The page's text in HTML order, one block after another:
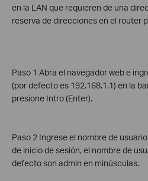
en la LAN que requieren de una
reserva de direcciones en el router
Paso 1 Abra el navegador web e
(por defecto es 192.168.1.1) en la
presione Intro (Enter).
Paso 2 Ingrese el nombre de
de inicio de sesión, el nombre de
defecto son admin en minúsculas.